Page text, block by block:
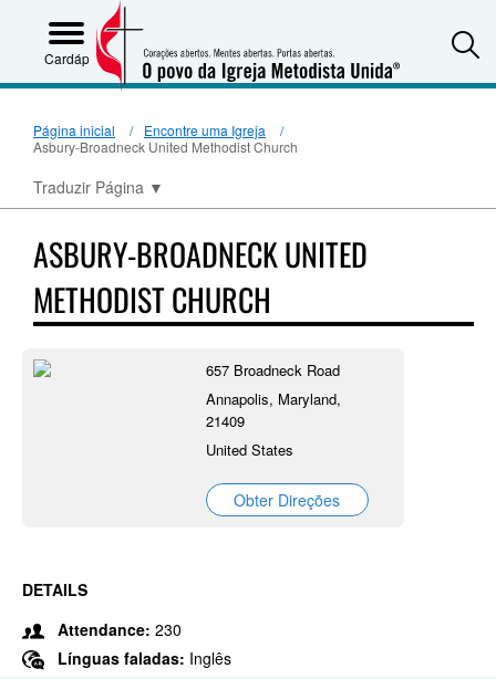
Cardápio
Página inicial
Encontre uma Igreja
Asbury-Broadneck United Methodist Church
Traduzir Página ▼
ASBURY-BROADNECK UNITED
METHODIST CHURCH
657 Broadneck Road
Annapolis, Maryland,
21409
United States
Obter Direções
DETAILS
Attendance: 230
Línguas faladas: Inglês